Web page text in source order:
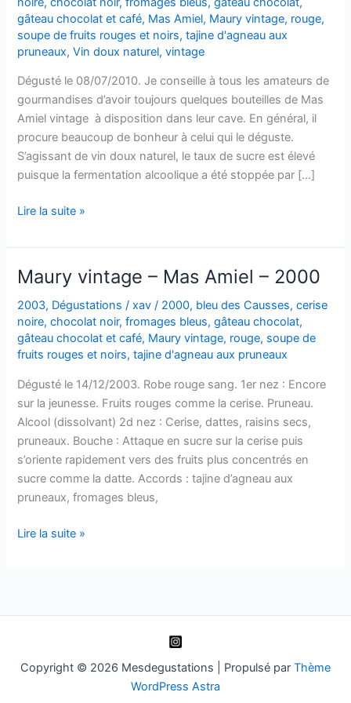
gâteau chocolat et café, Mas Amiel, Maury vintage, rouge,
soupe de fruits rouges et noirs,tajine d'agneau aux
pruneaux,Vin doux naturel,vintage
Dégusté le 08/07/2010. Je conseille à tous les amateurs de
gourmandises d’avoir toujours quelques bouteilles de Mas
Amiel vintage à disposition dans leur cave. En général, il
procure beaucoup de bonheur à celui qui le déguste.
S’agissant de vin doux naturel, le taux de sucre est élevé
puisque la fermentation alcoolique a été stoppée par […]
Maury
–
Mas
Amiel
–
1997
Lire la suite »
Maury vintage – Mas Amiel – 2000
2003, Dégustations /xav/ 2000, bleu des Causses,cerise
noire,chocolat noir,fromages bleus,gâteau chocolat,
gâteau chocolat et café, Maury vintage, rouge, soupe de
fruits rouges et noirs,tajine d'agneau aux pruneaux
Dégusté le 14/12/2003. Robe rouge sang. 1er nez : Encore
sur la jeunesse. Fruits rouges comme la cerise. Pruneau.
Alcool (dissolvant) 2d nez : Cerise, dattes, raisins secs,
pruneaux. Bouche : Attaque en sucre sur la cerise puis
s’oriente rapidement vers des fruits plus concentrés en
sucre comme la datte. Accords : tajine d’agneau aux
pruneaux, fromages bleus,
Maury
Lire la suite »
Copyright © 2026 Mesdegustations | Propulsé par Thème
WordPress Astra